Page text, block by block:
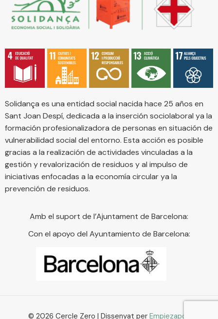
Solidança es una entidad social nacida hace 25 años en
Sant Joan Despí, dedicada a la inserción sociolaboral ya la
formación profesionalizadora de personas en situación de
vulnerabilidad social del entorno. Esta acción es posible
gracias a la realización de actividades vinculadas a la
gestión y revalorización de residuos y al impulso de
iniciativas enfocadas a la economía circular ya la
prevención de residuos.
Amb el suport de l’Ajuntament de Barcelona:
Con el apoyo del Ayuntamiento de Barcelona:
© 2026 Cercle Zero | Dissenyat per Empiezapori